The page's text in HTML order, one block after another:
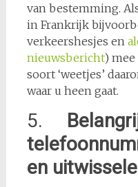
van bestemming.
in Frankrijk
verkeershesjes en
nieuwsbericht) mee
soort ‘weetjes’
waar u heen gaat.
5.
en